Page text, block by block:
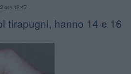
ore 12:47
tirapugni, hanno 14 e 16